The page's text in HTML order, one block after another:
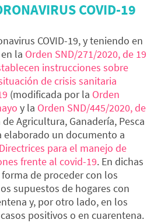
COVID-19
COVID-19, y teniendo en
la Orden SND/271/2020, de 19
instrucciones sobre
de crisis sanitaria
(modificada por la Orden
y la Orden SND/445/2020, de
Agricultura, Ganadería, Pesca
elaborado un documento a
Directrices para el manejo de
frente al covid-19. En dichas
de proceder con los
supuestos de hogares con
y, por otro lado, en los
positivos o en cuarentena.